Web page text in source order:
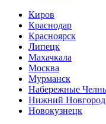
Киров
Краснодар
Красноярск
Липецк
Махачкала
Москва
Мурманск
Набережные
Нижний Новгород
Новокузнецк